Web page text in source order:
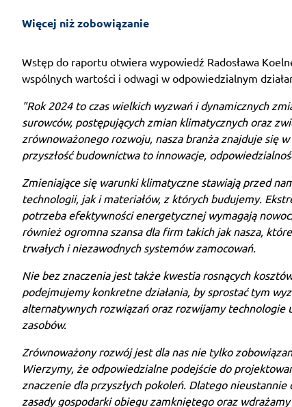
Więcej niż zobowiązanie
Wstęp do raportu otwiera wypowiedź Radosława
wspólnych wartości i odwagi w odpowiedzialnym
"Rok 2024 to czas wielkich wyzwań i dynamicznych
surowców, postępujących zmian klimatycznych oraz
zrównoważonego rozwoju, nasza branża znajduje się
przyszłość budownictwa to innowacje,
Zmieniające się warunki klimatyczne stawiają przed
technologii, jak i materiałów, z których budujemy.
potrzeba efektywności energetycznej wymagają
również ogromna szansa dla firm takich jak nasza,
trwałych i niezawodnych systemów zamocowań.
Nie bez znaczenia jest także kwestia rosnących
podejmujemy konkretne działania, by sprostać tym
alternatywnych rozwiązań oraz rozwijamy
zasobów.
Zrównoważony rozwój jest dla nas nie tylko
Wierzymy, że odpowiedzialne podejście do
znaczenie dla przyszłych pokoleń. Dlatego
zasady gospodarki obiegu zamkniętego oraz